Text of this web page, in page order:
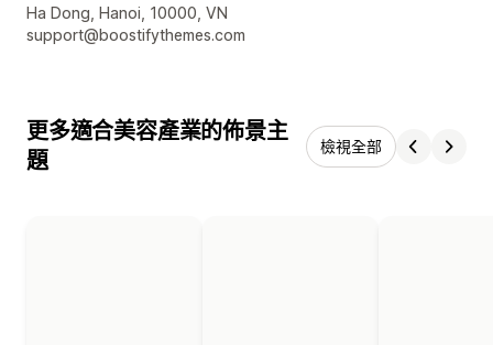
設計者聯絡詳細資訊
Ha Dong, Hanoi, 10000, VN
support@boostifythemes.com
更多適合美容產業的佈景主
題
檢視全部